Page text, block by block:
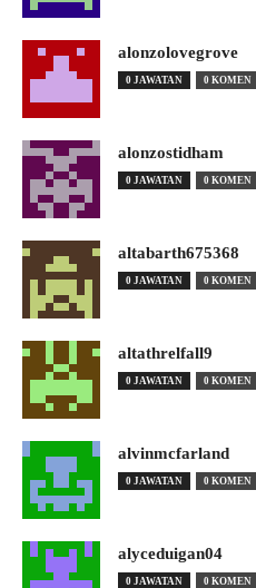
alonzolovegrove
0 JAWATAN 0 KOMEN
alonzostidham
0 JAWATAN 0 KOMEN
altabarth675368
0 JAWATAN 0 KOMEN
altathrelfall9
0 JAWATAN 0 KOMEN
alvinmcfarland
0 JAWATAN 0 KOMEN
alyceduigan04
0 JAWATAN 0 KOMEN